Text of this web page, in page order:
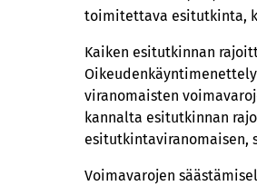
5 Tärkeä yleinen ja
5.1 Tärkeä
Yleistä
Luottamus
Teon
toimitettava esitutkinta,
Kaiken esitutkinnan
viranomaisten
kannalta esitutkinnan
esitutkintaviranomaisen,
Voimavarojen